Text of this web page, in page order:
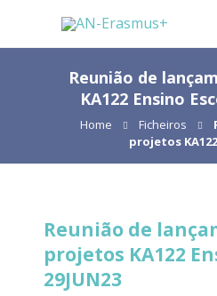
Reunião de
KA122 Ensino
Home Ficheiros
projetos
Reunião de
projetos KA122
29JUN23